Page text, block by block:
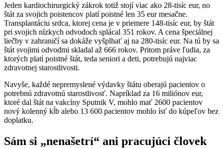
Jeden kardiochirurgický zákrok totiž stojí viac ako 28-tisíc eur, no
štát za svojich poistencov platí poistné len 35 eur mesačne.
Transplantáciu srdca, ktorej cena je v priemere 148-tisíc eur, by štát
pri svojich nízkych odvodoch splácal 351 rokov. A cena špeciálnej
liečby v zahraničí sa dokáže vyšplhať aj na 280-tisíc eur. Na tú by sa
štát svojimi odvodmi skladal až 666 rokov. Pritom práve ľudia, za
ktorých platí poistné štát, teda seniori a deti, potrebujú najviac
zdravotnej starostlivosti.
Navyše, každé nepremyslené výdavky štátu oberajú pacientov o
potrebnú zdravotnú starostlivosť. Napríklad za 16 miliónov eur,
ktoré dal štát na vakcíny Sputnik V, mohlo mať 2600 pacientov
nový kolenný kĺb alebo 13 600 pacientov mohlo ísť do kúpeľov bez
doplatku.
Sám si „nenašetrí“ ani pracujúci človek